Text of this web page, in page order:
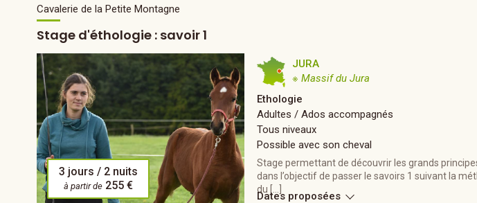
Cavalerie de la Petite Montagne
Stage d'éthologie : savoir 1
3 jours / 2 nuits
à partir de 255 €
JURA
※ Massif du Jura
Ethologie
Adultes / Ados accompagnés
Tous niveaux
Possible avec son cheval
Stage permettant de découvrir les grands
dans l’objectif de passer le savoirs 1 suivant la
du […]
Dates proposées